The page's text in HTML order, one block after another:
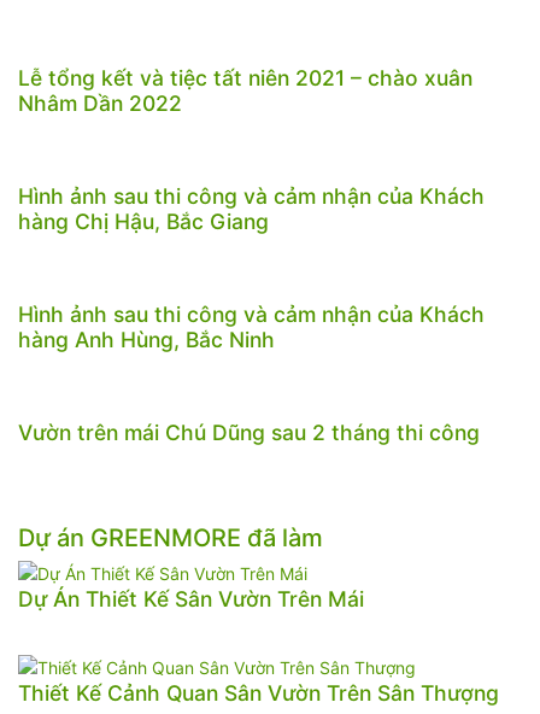
Lễ tổng kết và tiệc tất niên 2021 – chào xuân
Nhâm Dần 2022
Hình ảnh sau thi công và cảm nhận của Khách
hàng Chị Hậu, Bắc Giang
Hình ảnh sau thi công và cảm nhận của Khách
hàng Anh Hùng, Bắc Ninh
Vườn trên mái Chú Dũng sau 2 tháng thi công
Dự án GREENMORE đã làm
Dự Án Thiết Kế Sân Vườn Trên Mái
Thiết Kế Cảnh Quan Sân Vườn Trên Sân Thượng